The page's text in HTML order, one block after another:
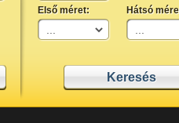
Első méret: Hátsó